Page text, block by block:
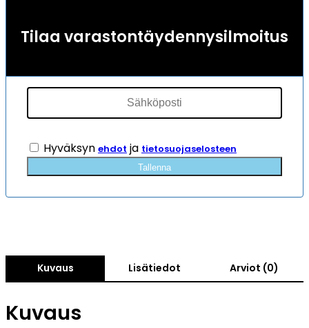
Tilaa varastontäydennysilmoitus
Hyväksyn ehdot ja tietosuojaselosteen
Tallenna
Kuvaus Lisätiedot Arviot (0)
Kuvaus